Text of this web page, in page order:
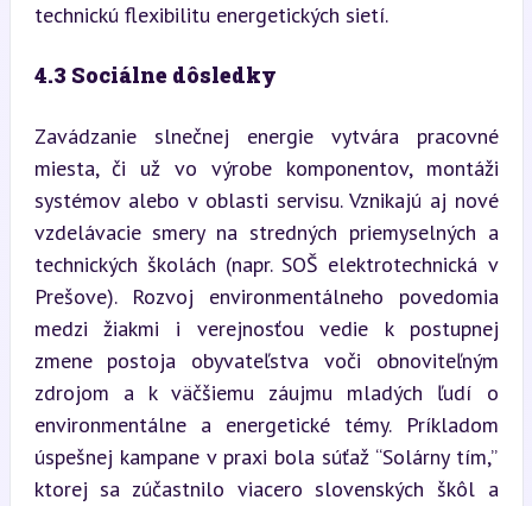
technickú flexibilitu energetických sietí.
4.3 Sociálne dôsledky
Zavádzanie slnečnej energie vytvára pracovné
miesta, či už vo výrobe komponentov, montáži
systémov alebo v oblasti servisu. Vznikajú aj nové
vzdelávacie smery na stredných priemyselných a
technických školách (napr. SOŠ elektrotechnická v
Prešove). Rozvoj environmentálneho povedomia
medzi žiakmi i verejnosťou vedie k postupnej
zmene postoja obyvateľstva voči obnoviteľným
zdrojom a k väčšiemu záujmu mladých ľudí o
environmentálne a energetické témy. Príkladom
úspešnej kampane v praxi bola súťaž “Solárny tím,”
ktorej sa zúčastnilo viacero slovenských škôl a